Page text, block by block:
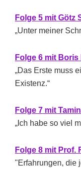
Folge 5 mit Götz
„Unter meiner
Folge 6 mit Boris
„Das Erste muss
Existenz.“
Folge 7 mit
„Ich habe so viel
Folge 8 mit Prof.
"Erfahrungen, die